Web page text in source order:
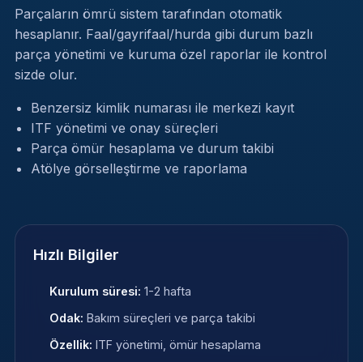
Parçaların ömrü sistem tarafından otomatik
hesaplanır. Faal/gayrifaal/hurda gibi durum bazlı
parça yönetimi ve kuruma özel raporlar ile kontrol
sizde olur.
Benzersiz kimlik numarası ile merkezi kayıt
ITF yönetimi ve onay süreçleri
Parça ömür hesaplama ve durum takibi
Atölye görselleştirme ve raporlama
Hızlı Bilgiler
Kurulum süresi: 1-2 hafta
Odak: Bakım süreçleri ve parça takibi
Özellik: ITF yönetimi, ömür hesaplama